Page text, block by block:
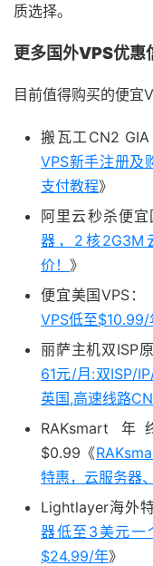
质选择。
更多国外VPS优惠
目前值得购买的便宜
搬瓦工CN2
VPS新手注册及
支付教程》
阿里云秒杀便
器，2核2G3M
价！ 》
便宜美国VPS：
VPS低至
丽萨主机双ISP
61元/月:双ISP/
英国,高速线路
RAKsmart
$0.99《
特惠，云服务器
Lightlayer海外
器低至3美元一
$24.99/年》